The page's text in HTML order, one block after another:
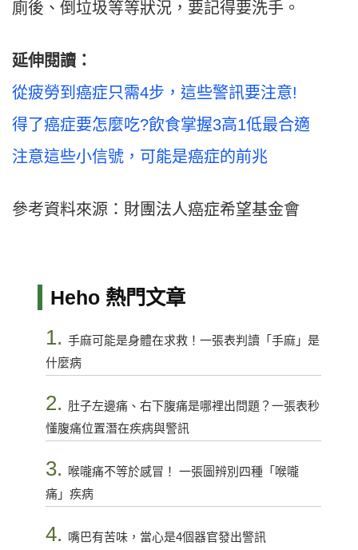
廁後、倒垃圾等等狀況，要記得要洗手。
延伸閱讀：
從疲勞到癌症只需4步，這些警訊要注意!
得了癌症要怎麼吃?飲食掌握3高1低最合適
注意這些小信號，可能是癌症的前兆
參考資料來源：財團法人癌症希望基金會
Heho 熱門文章
1. 手麻可能是身體在求救！一張表判讀「手麻」是
什麼病
2. 肚子左邊痛、右下腹痛是哪裡出問題？一張表秒
懂腹痛位置潛在疾病與警訊
3.
喉嚨痛不等於感冒！ 一張圖辨別四種「喉嚨
痛」疾病
4. 嘴巴有苦味，當心是4個器官發出警訊